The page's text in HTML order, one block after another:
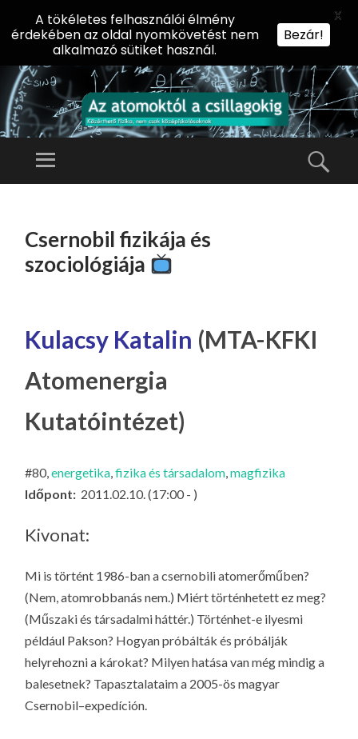
AZ
KT
CS
IL
G
Előadássorozat
Természettudományi
Menü
TARTALOMHOZ
Csernobil fizikája és
szociológiája
Kulacsy Katalin (MTA-KFKI
Atomenergia
Kutatóintézet)
#80,energetika,fizika és társadalom,magfizika
Időpont: 2011.02.10. (17:00 - )
Kivonat:
Mi is történt 1986-ban a csernobili atomerőműben?
(Nem, atomrobbanás nem.) Miért történhetett ez meg?
(Műszaki és társadalmi háttér.) Történhet-e ilyesmi
például Pakson? Hogyan próbálták és próbálják
helyrehozni a károkat? Milyen hatása van még mindig a
balesetnek? Tapasztalataim a 2005-ös magyar
Csernobil–expedíción
A tökéletes felhasználói élmény
érdekében az oldal nyomkövetést nem
alkalmazó sütiket használ.
Bezár!
X